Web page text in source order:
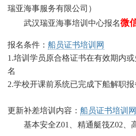
瑞亚海事服务有限公司）
武汉瑞亚海事培训中心报名微
报名条件： 船员证书培训网
1.培训学员原合格证书在有效期内
名
2.学校开课前系统已完成下船解职
更新补差培训内容： 船员证书培训网
基本安全Z01、精通艇筏Z02、